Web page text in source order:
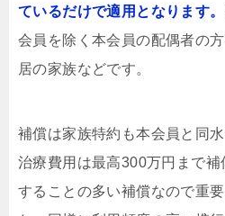
ているだけで適用となります。
会員を除く本会員の配偶者の
居の家族などです。
補償は家族特約も本会員と同
治療費用は最高300万円まで補
することの多い補償なので重